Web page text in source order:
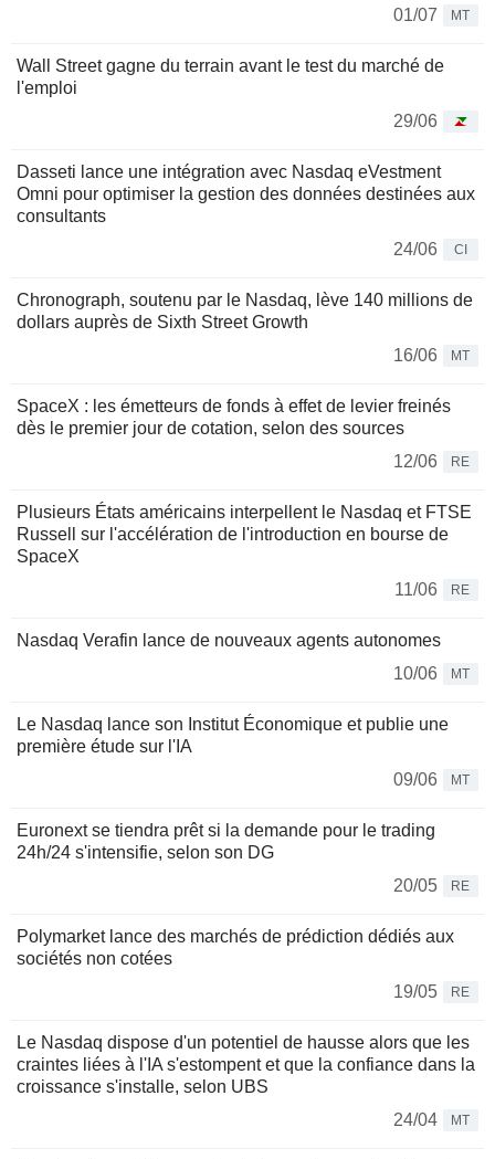
01/07 MT
Wall Street gagne du terrain avant le test du marché de
l'emploi
29/06
Dasseti lance une intégration avec Nasdaq eVestment
Omni pour optimiser la gestion des données destinées aux
consultants
24/06
CI
Chronograph, soutenu par le Nasdaq, lève 140 millions de
dollars auprès de Sixth Street Growth
16/06
MT
SpaceX : les émetteurs de fonds à effet de levier freinés
dès le premier jour de cotation, selon des sources
12/06
RE
Plusieurs États américains interpellent le Nasdaq et FTSE
Russell sur l'accélération de l'introduction en bourse de
SpaceX
11/06
RE
Nasdaq Verafin lance de nouveaux agents autonomes
10/06
MT
Le Nasdaq lance son Institut Économique et publie une
première étude sur l'IA
09/06
MT
Euronext se tiendra prêt si la demande pour le trading
24h/24 s'intensifie, selon son DG
20/05
RE
Polymarket lance des marchés de prédiction dédiés aux
sociétés non cotées
19/05
RE
Le Nasdaq dispose d'un potentiel de hausse alors que les
craintes liées à l'IA s'estompent et que la confiance dans la
croissance s'installe, selon UBS
24/04
MT